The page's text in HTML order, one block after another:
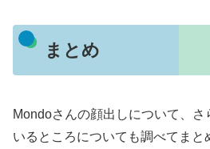
まとめ
Mondoさんの顔出しについて、
いるところについても調べてまと